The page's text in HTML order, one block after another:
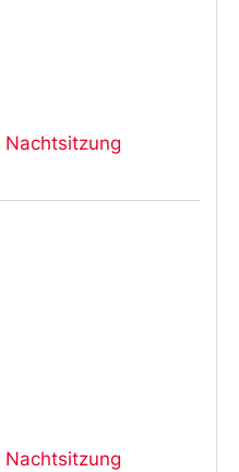
Nachtsitzung
Nachtsitzung